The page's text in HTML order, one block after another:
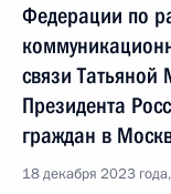
Федерации по
связи
Президента
граждан в
18 декабря 2023